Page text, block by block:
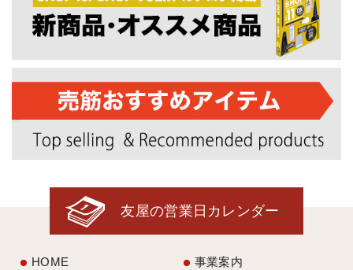
友屋の営業日カレンダー
HOME 事業案内